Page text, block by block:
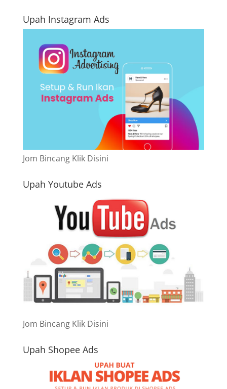
Upah Instagram Ads
Jom Bincang Klik Disini
Upah Youtube Ads
Jom Bincang Klik Disini
Upah Shopee Ads